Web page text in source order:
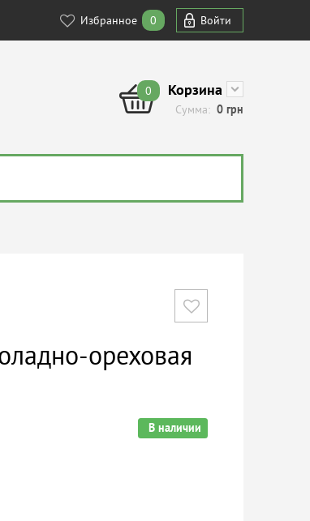
Избранное 0 Войти
0 Корзина
Сумма: 0 грн
ореховая
В наличии